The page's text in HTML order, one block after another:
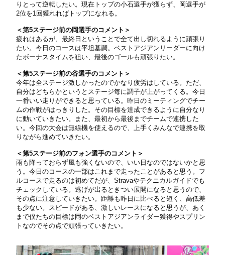
りとって逆転したい。現在トップの小石選手が獲らず、岡選手が
2位を1回獲れればトップになれる。
＜第5ステージ前の岡選手のコメント＞
疲れはあるが、最終日ということで全て出し切れるように頑張り
たい。今日のコースは平坦基調。ベストアジアンリーダーに向け
たボーナスタイムを狙い、最後のゴールも頑張りたい。
＜第5ステージ前の谷選手のコメント＞
今年は全ステージ激しかったのでかなり疲労はしている。ただ、
自分はどちらかというとステージ毎に調子が上がってくる。今日
一番いい走りができると思っている。昨日のミーティングでチー
ムの作戦がはっきりした。その目標を達成できるように自分なり
に動いていきたい。また、最初から最後までチームで連携した
い。今回の大会は無線機を使えるので、上手くみんなで連携を取
りながら進めていきたい。
＜第5ステージ前のフォン選手のコメント＞
雨も降っておらず風も強くないので、いい日なのではないかと思
う。今日のコースの一部はこれまで走ったことがあると思う。フ
ルコースで走るのは初めてだが、Stravaやテクニカルガイドでも
チェックしている。逃げが出るときつい展開になると思うので、
その点に注意していきたい。距離も昨日に比べると短く、高低差
も少ない。スピードがある、激しいレースになると思うが、あく
まで僕たちの目標は岡のベストアジアンライダー獲得やスプリン
トなのでその点で頑張っていきたい。